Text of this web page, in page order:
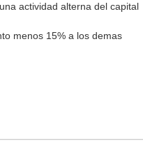
actividad alterna del capital
menos 15% a los demas